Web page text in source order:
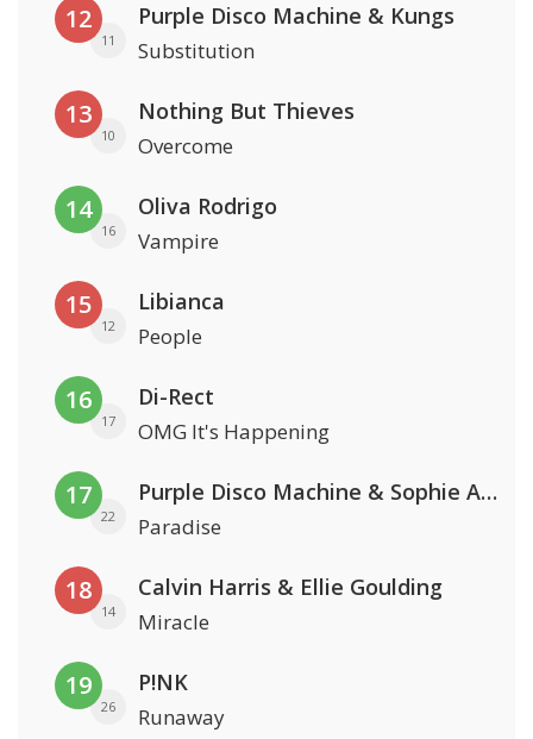
12
11
Purple Disco Machine & Kungs
Substitution
13
10
Nothing But Thieves
Overcome
14
16
Oliva Rodrigo
Vampire
15
12
Libianca
People
16
17
Di-Rect
OMG It's Happening
17
22
Purple Disco Machine & Sophie And The Giants
Paradise
18
14
Calvin Harris & Ellie Goulding
Miracle
19
26
P!NK
Runaway